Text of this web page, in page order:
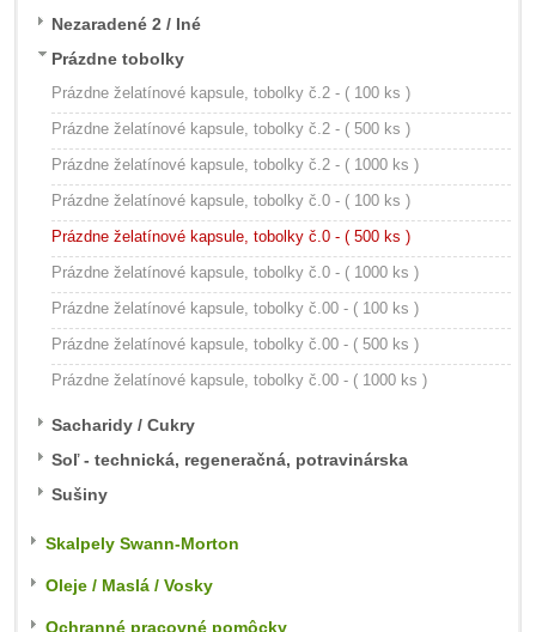
Nezaradené 2 / Iné
Prázdne tobolky
Prázdne želatínové kapsule, tobolky č.2 - ( 100 ks )
Prázdne želatínové kapsule, tobolky č.2 - ( 500 ks )
Prázdne želatínové kapsule, tobolky č.2 - ( 1000 ks )
Prázdne želatínové kapsule, tobolky č.0 - ( 100 ks )
Prázdne želatínové kapsule, tobolky č.0 - ( 500 ks )
Prázdne želatínové kapsule, tobolky č.0 - ( 1000 ks )
Prázdne želatínové kapsule, tobolky č.00 - ( 100 ks )
Prázdne želatínové kapsule, tobolky č.00 - ( 500 ks )
Prázdne želatínové kapsule, tobolky č.00 - ( 1000 ks )
Sacharidy / Cukry
Soľ - technická, regeneračná, potravinárska
Sušiny
Skalpely Swann-Morton
Oleje / Maslá / Vosky
Ochranné pracovné pomôcky